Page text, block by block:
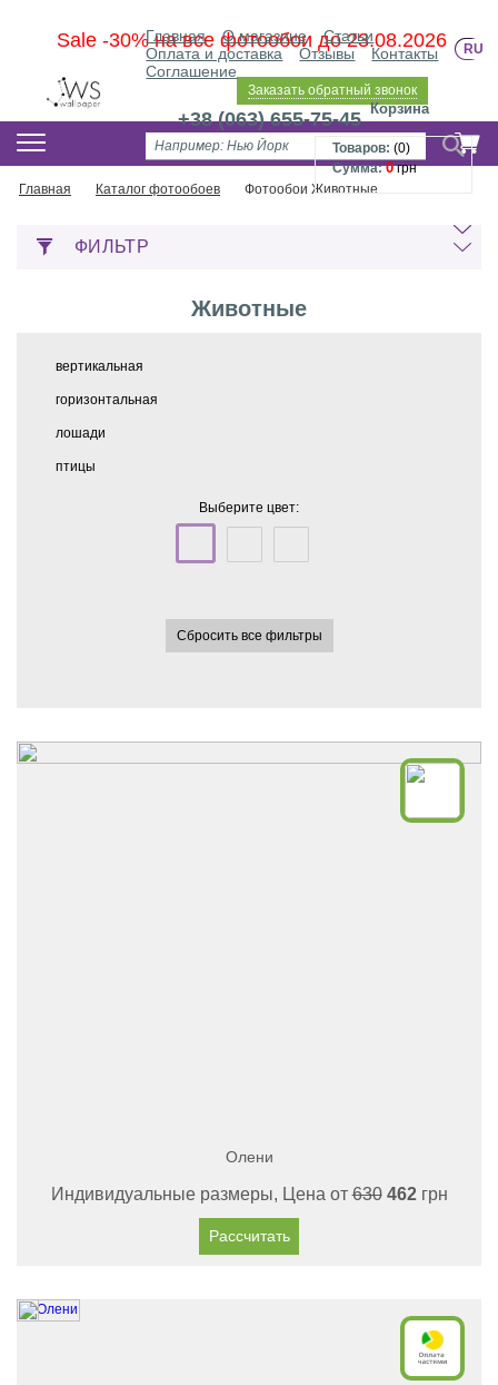
Sale -30% на все фотообои до 23.08.2026
Главная О магазине
Статьи
Оплата и доставка
Отзывы
Контакты
Соглашение
RU
Заказать обратный звонок
+38 (063) 655-75-45 Корзина
Товаров: (0)
Сумма: 0грн
Главная
Каталог фотообоев Фотообои Животные
ФИЛЬТР
Животные
вертикальная
горизонтальная
лошади
птицы
Выберите цвет:
Сбросить все фильтры
Олени
Индивидуальные размеры, Цена от630 462грн
Рассчитать